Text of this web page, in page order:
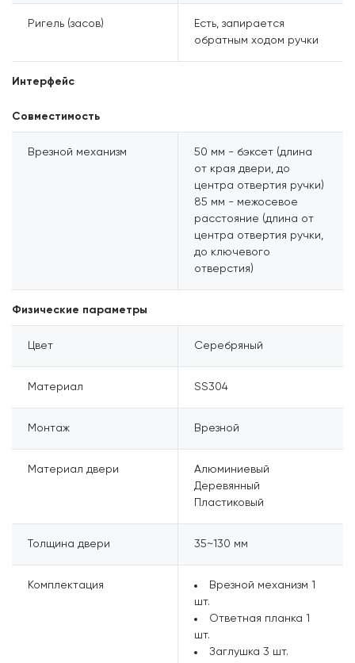
Ригель (засов)
Есть, запирается
обратным ходом ручки
Интерфейс
Совместимость
Врезной механизм
50 мм - бэксет (длина
от края двери, до
центра отвертия ручки)
85 мм - межосевое
расстояние (длина от
центра отвертия ручки,
до ключевого
отверстия)
Физические параметры
Цвет Серебряный
Материал SS304
Монтаж Врезной
Материал двери
Алюминиевый
Деревянный
Пластиковый
Толщина двери 35~130 мм
Комплектация Врезной механизм 1
шт.
Ответная планка 1
шт.
Заглушка 3 шт.